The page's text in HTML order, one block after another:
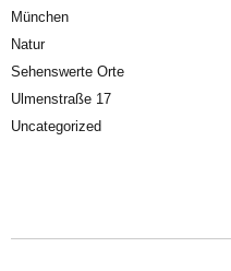
München
Natur
Sehenswerte Orte
Ulmenstraße 17
Uncategorized